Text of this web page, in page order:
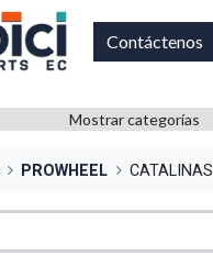
Contáctenos
Mostrar categorías
PROWHEEL CATALINAS